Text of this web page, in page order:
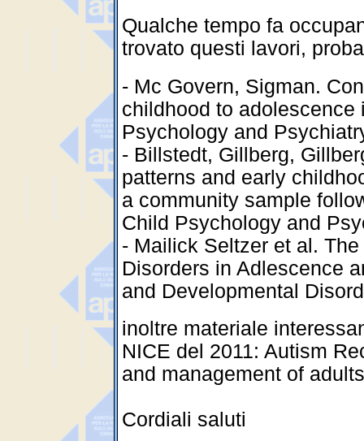
Qualche tempo fa
trovato questi lavori,
- Mc Govern, Sigman.
childhood to
Psychology and
- Billstedt, Gillberg,
patterns and early
a community sample
Child Psychology and
- Mailick Seltzer et al.
Disorders in Adlescence
and Developmental
inoltre materiale
NICE del 2011: Autism
and management of
Cordiali saluti